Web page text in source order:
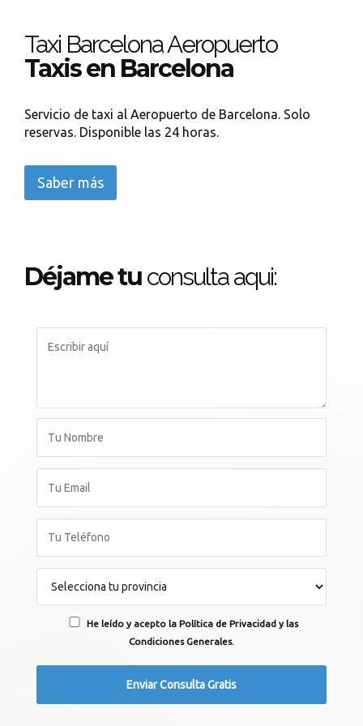
Taxi Barcelona Aeropuerto
Taxis en Barcelona
Servicio de taxi al Aeropuerto de Barcelona. Solo
reservas. Disponible las 24 horas.
Saber más
Déjame tu consulta aqui:
He leído y acepto la Política de Privacidad y las
Condiciones Generales.